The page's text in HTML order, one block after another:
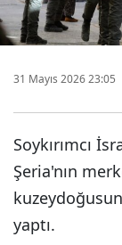
31 Mayıs 2026 23:05
Soykırımcı
Şeria'nın
yaptı.